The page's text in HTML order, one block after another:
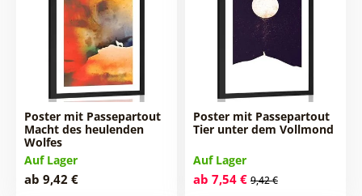
Poster mit Passepartout
Macht des heulenden
Wolfes
Auf Lager
ab 9,42 €
Poster mit Passepartout
Tier unter dem Vollmond
Auf Lager
ab 7,54 € 9,42 €